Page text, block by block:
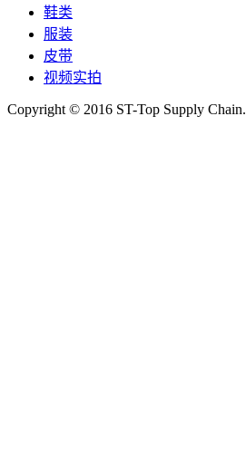
鞋类
服装
皮带
视频实拍
Copyright © 2016 ST-Top Supply Chain.